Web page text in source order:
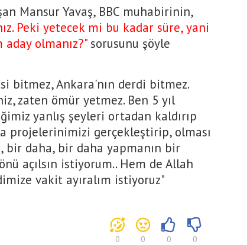
Mansur Yavaş, BBC muhabirinin,
Peki yetecek mi bu kadar süre, yani
olmanız?"sorusunu şöyle
bitmez, Ankara'nın derdi bitmez.
zaten ömür yetmez. Ben 5 yıl
yanlış şeyleri ortadan kaldırıp
projelerinimizi gerçekleştirip, olması
daha, bir daha yapmanın bir
açılsın istiyorum.. Hem de Allah
vakit ayıralım istiyoruz"
0 0 0 0